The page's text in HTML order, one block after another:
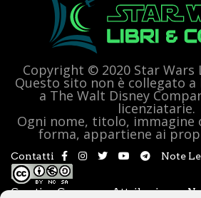
Copyright © 2020 Star Wars
Questo sito non è collegato a
a The Walt Disney
licenziatarie.
Ogni nome, titolo, immagine
forma, appartiene ai
Contatti Note
Creative Commons Attribuzione –